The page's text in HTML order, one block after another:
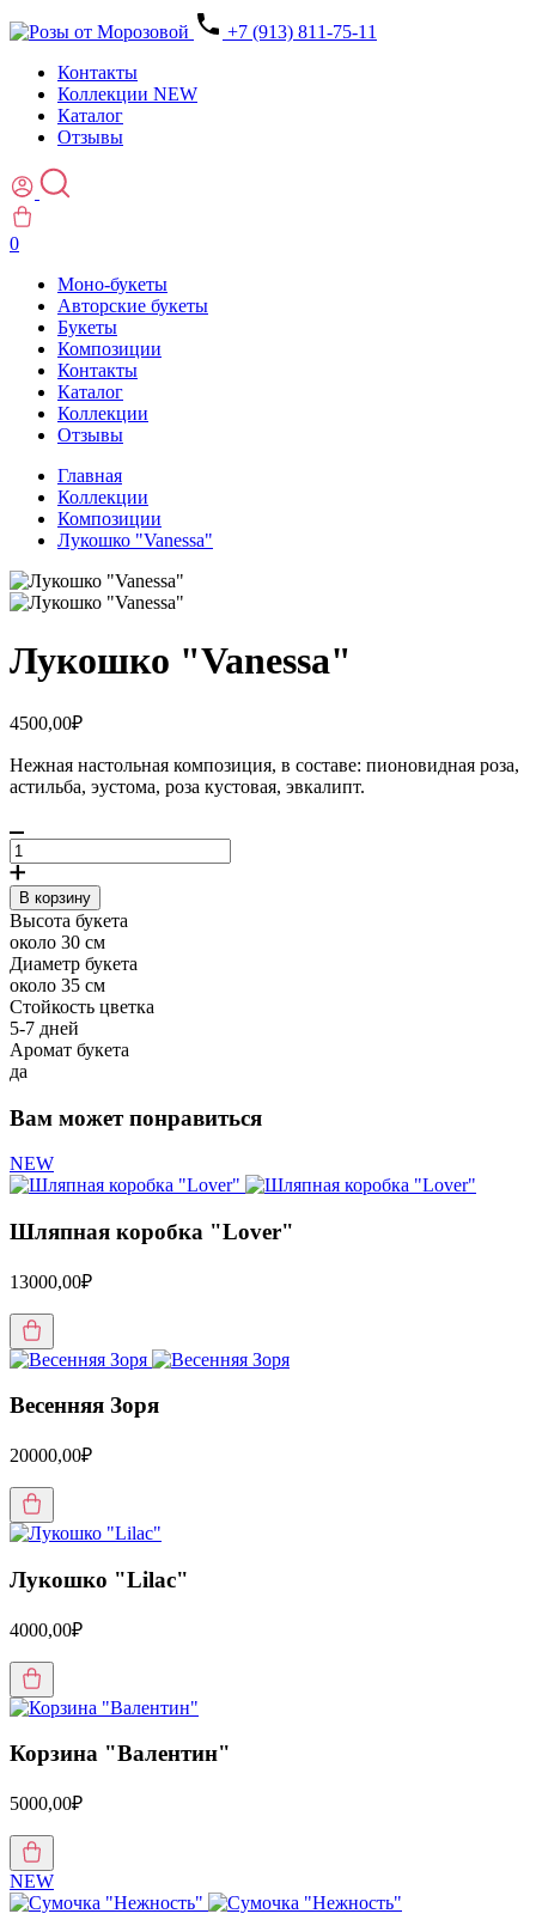
+7 (913) 811-75-11
Контакты
Коллекции NEW
Каталог
Отзывы
0
Моно-букеты
Авторские букеты
Букеты
Композиции
Контакты
Каталог
Коллекции
Отзывы
Главная
Коллекции
Композиции
Лукошко "Vanessa"
Лукошко "Vanessa"
4500,00₽
Нежная настольная композиция, в составе: пионовидная роза,
астильба, эустома, роза кустовая, эвкалипт.
В корзину
Высота букета
около 30 см
Диаметр букета
около 35 см
Стойкость цветка
5-7 дней
Аромат букета
да
Вам может понравиться
NEW
Шляпная коробка "Lover"
13000,00₽
Весенняя Зоря
20000,00₽
Лукошко "Lilac"
4000,00₽
Корзина "Валентин"
5000,00₽
NEW